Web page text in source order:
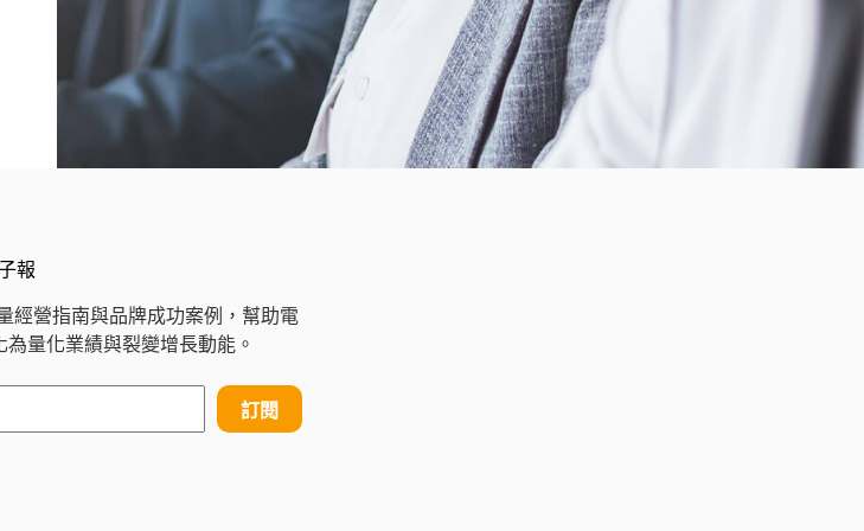
報
經營指南與品牌成功案例，幫助電
量化業績與裂變增長動能。
訂閱